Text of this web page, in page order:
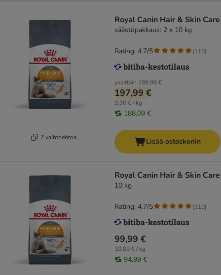
7 vaihtoehtoa
Royal Canin Hair & Skin Care
säästöpakkaus: 2 x 10 kg
yksittäin 199,98 €
197,99 €
9,90 € / kg
188,09 €
Rating: 4.7/5 (110)
Lisää ostoskoriin
Royal Canin Hair & Skin Care
10 kg
99,99 €
10,00 € / kg
94,99 €
Rating: 4.7/5 (110)